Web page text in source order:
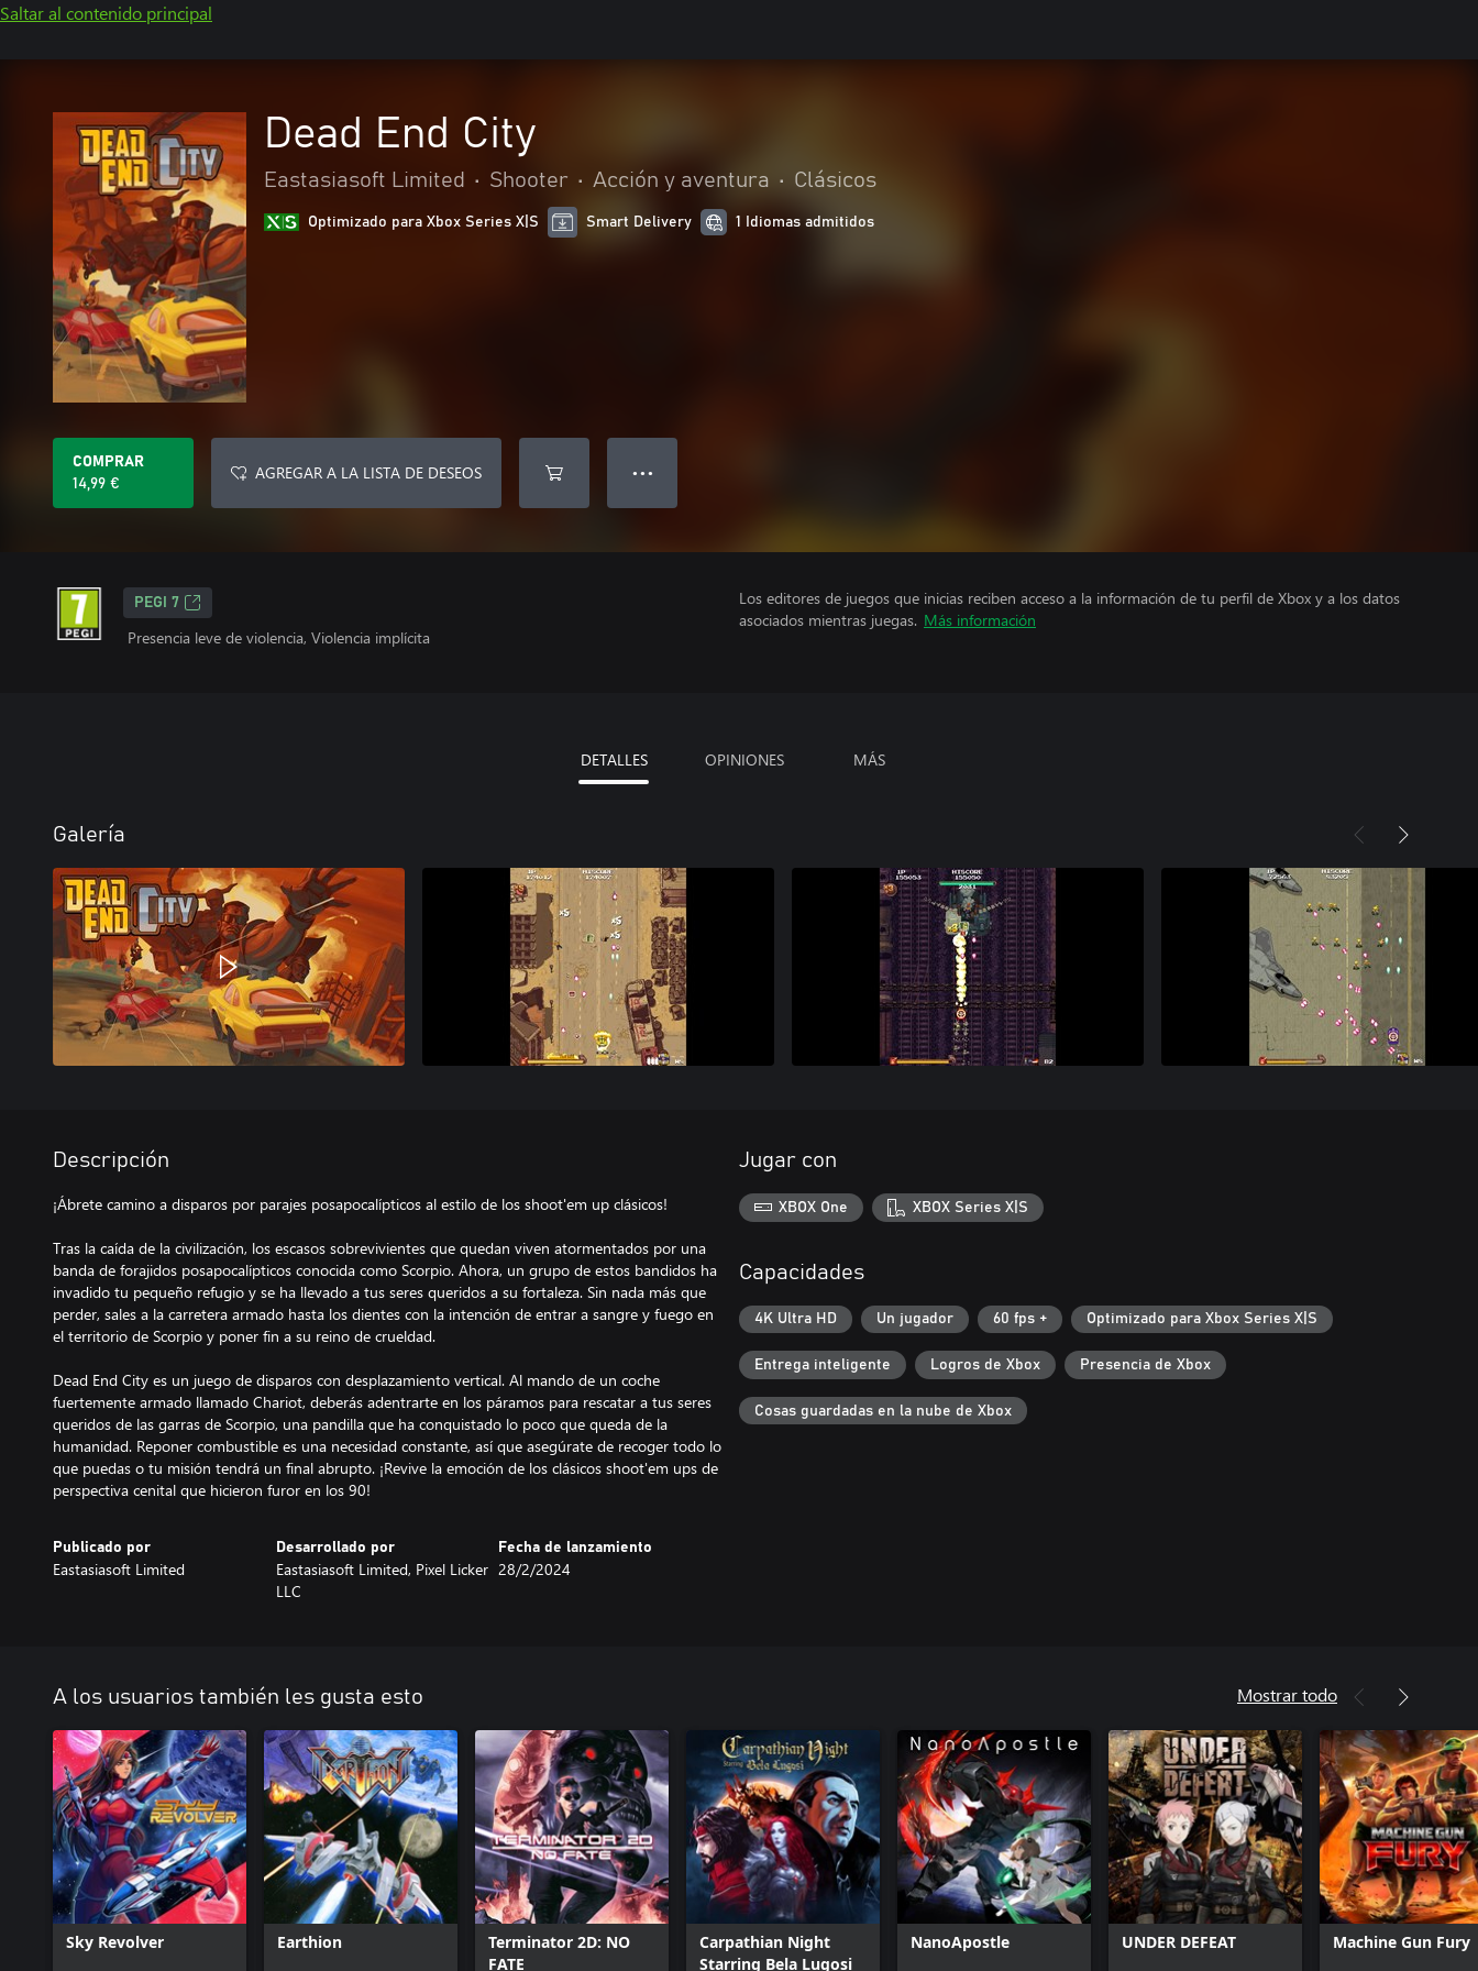
Saltar al contenido principal
Dead End City
Eastasiasoft Limited • Shooter • Acción y aventura • Clásicos
Optimizado para Xbox Series X|S Smart Delivery 1 Idiomas admitidos
COMPRAR
14,99 €
AGREGAR A LA LISTA DE DESEOS ● ● ●
PEGI 7
Presencia leve de violencia, Violencia implícita
Los editores de juegos que inicias reciben acceso a la información de tu perfil de Xbox y a los datos
asociados mientras juegas. Más información
DETALLES OPINIONES MÁS
Galería
Descripción
¡Ábrete camino a disparos por parajes posapocalípticos al estilo de los shoot'em up clásicos!
Tras la caída de la civilización, los escasos sobrevivientes que quedan viven atormentados por una
banda de forajidos posapocalípticos conocida como Scorpio. Ahora, un grupo de estos bandidos ha
invadido tu pequeño refugio y se ha llevado a tus seres queridos a su fortaleza. Sin nada más que
perder, sales a la carretera armado hasta los dientes con la intención de entrar a sangre y fuego en
el territorio de Scorpio y poner fin a su reino de crueldad.
Dead End City es un juego de disparos con desplazamiento vertical. Al mando de un coche
fuertemente armado llamado Chariot, deberás adentrarte en los páramos para rescatar a tus seres
queridos de las garras de Scorpio, una pandilla que ha conquistado lo poco que queda de la
humanidad. Reponer combustible es una necesidad constante, así que asegúrate de recoger todo lo
que puedas o tu misión tendrá un final abrupto. ¡Revive la emoción de los clásicos shoot'em ups de
perspectiva cenital que hicieron furor en los 90!
Publicado por
Eastasiasoft Limited
Desarrollado por
Eastasiasoft Limited, Pixel Licker
LLC
Fecha de lanzamiento
28/2/2024
Jugar con
XBOX One XBOX Series X|S
Capacidades
4K Ultra HD Un jugador 60 fps + Optimizado para Xbox Series X|S
Entrega inteligente Logros de Xbox Presencia de Xbox
Cosas guardadas en la nube de Xbox
A los usuarios también les gusta esto Mostrar todo
Sky Revolver Earthion
Terminator 2D: NO
FATE
Carpathian Night
Starring Bela Lugosi
NanoApostle UNDER DEFEAT Machine Gun Fury